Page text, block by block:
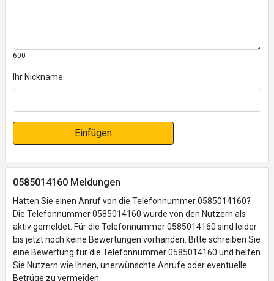
600
Ihr Nickname:
Einfügen
0585014160 Meldungen
Hatten Sie einen Anruf von die Telefonnummer 0585014160?
Die Telefonnummer 0585014160 wurde von den Nutzern als
aktiv gemeldet. Für die Telefonnummer 0585014160 sind leider
bis jetzt noch keine Bewertungen vorhanden. Bitte schreiben Sie
eine Bewertung für die Telefonnummer 0585014160 und helfen
Sie Nutzern wie Ihnen, unerwünschte Anrufe oder eventuelle
Betrüge zu vermeiden.